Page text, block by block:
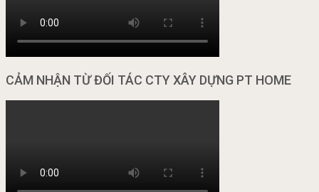
CẢM NHẬN TỪ ĐỐI TÁC CTY XÂY DỰNG PT HOME